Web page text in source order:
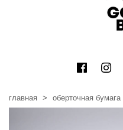
главная оберточная бумага